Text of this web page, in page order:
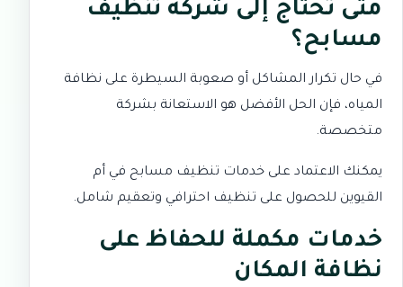
متى تحتاج إلى شركة تنظيف
مسابح؟
في حال تكرار المشاكل أو صعوبة السيطرة على نظافة
المياه، فإن الحل الأفضل هو الاستعانة بشركة
متخصصة.
يمكنك الاعتماد على خدمات تنظيف مسابح في أم
القيوين للحصول على تنظيف احترافي وتعقيم شامل.
خدمات مكملة للحفاظ على
نظافة المكان